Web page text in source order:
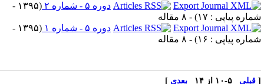
دوره ۵ - شماره ۲
(
۱۳۹۵ -
پیاپی : ۱۷
) - ۸ مقاله
دوره ۵ - شماره ۱
(
۱۳۹۵ -
پیاپی : ۱۶
) - ۸ مقاله
قبلی ۵-۱۰ از ۱۴ بعدی]